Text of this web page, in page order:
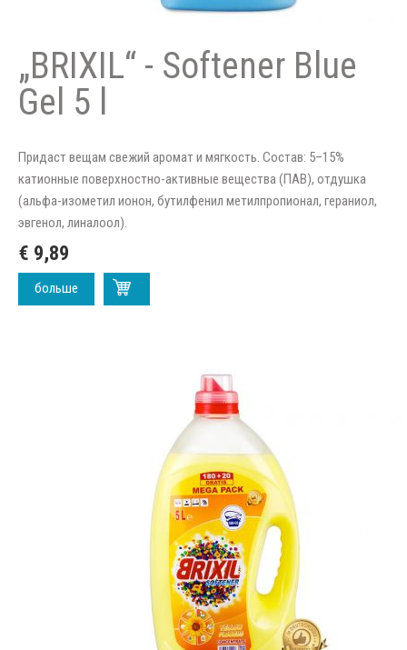
„BRIXIL“ - Softener Blue
Gel 5 l
Придаст вещам свежий аромат и мягкость. Состав: 5–15%
катионные поверхностно-активные вещества (ПАВ), отдушка
(альфа-изометил ионон, бутилфенил метилпропионал, гераниол,
эвгенол, линалоол).
€ 9,89
больше